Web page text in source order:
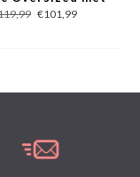
-8632-
Zwart
€101,99